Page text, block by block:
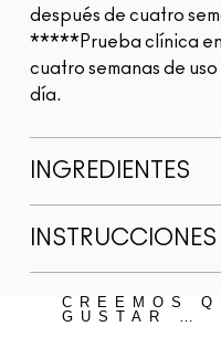
después de cuatro
*****Prueba clínica en
cuatro semanas de
día.
INGREDIENTES
CREEMOS
GUSTAR …